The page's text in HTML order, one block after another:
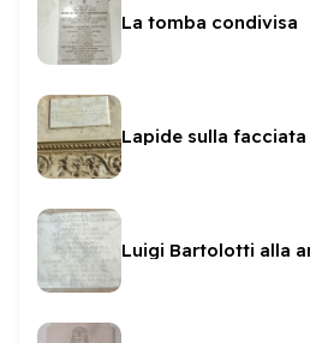
La tomba condivisa